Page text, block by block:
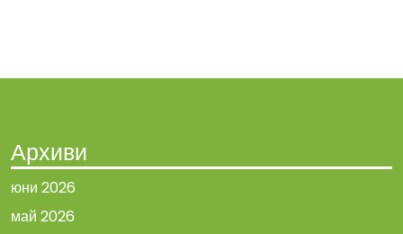
Архиви
юни 2026
май 2026